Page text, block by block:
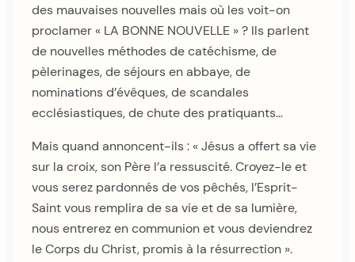
des mauvaises nouvelles mais où les voit-on
proclamer « LA BONNE NOUVELLE » ? Ils parlent
de nouvelles méthodes de catéchisme, de
pèlerinages, de séjours en abbaye, de
nominations d’évêques, de scandales
ecclésiastiques, de chute des pratiquants…
Mais quand annoncent-ils : « Jésus a offert sa vie
sur la croix, son Père l’a ressuscité. Croyez-le et
vous serez pardonnés de vos pêchés, l’Esprit-
Saint vous remplira de sa vie et de sa lumière,
nous entrerez en communion et vous deviendrez
le Corps du Christ, promis à la résurrection ».